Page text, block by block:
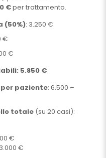
€per trattamento.
(50%): 3.250 €
€
€
5.850 €
paziente: 6.500 –
totale(su 20 casi):
€
€